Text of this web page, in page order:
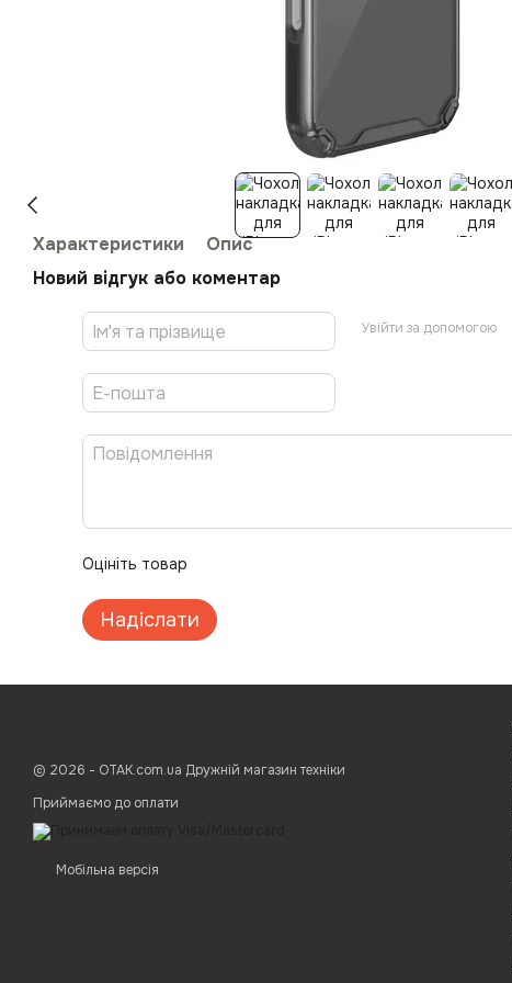
Характеристики
Опис
Новий відгук або коментар
Увійти за допомогою
Оцініть товар
Надіслати
© 2026 - ОТАК.com.ua Дружній магазин техніки
Приймаємо до оплати
Мобільна версія